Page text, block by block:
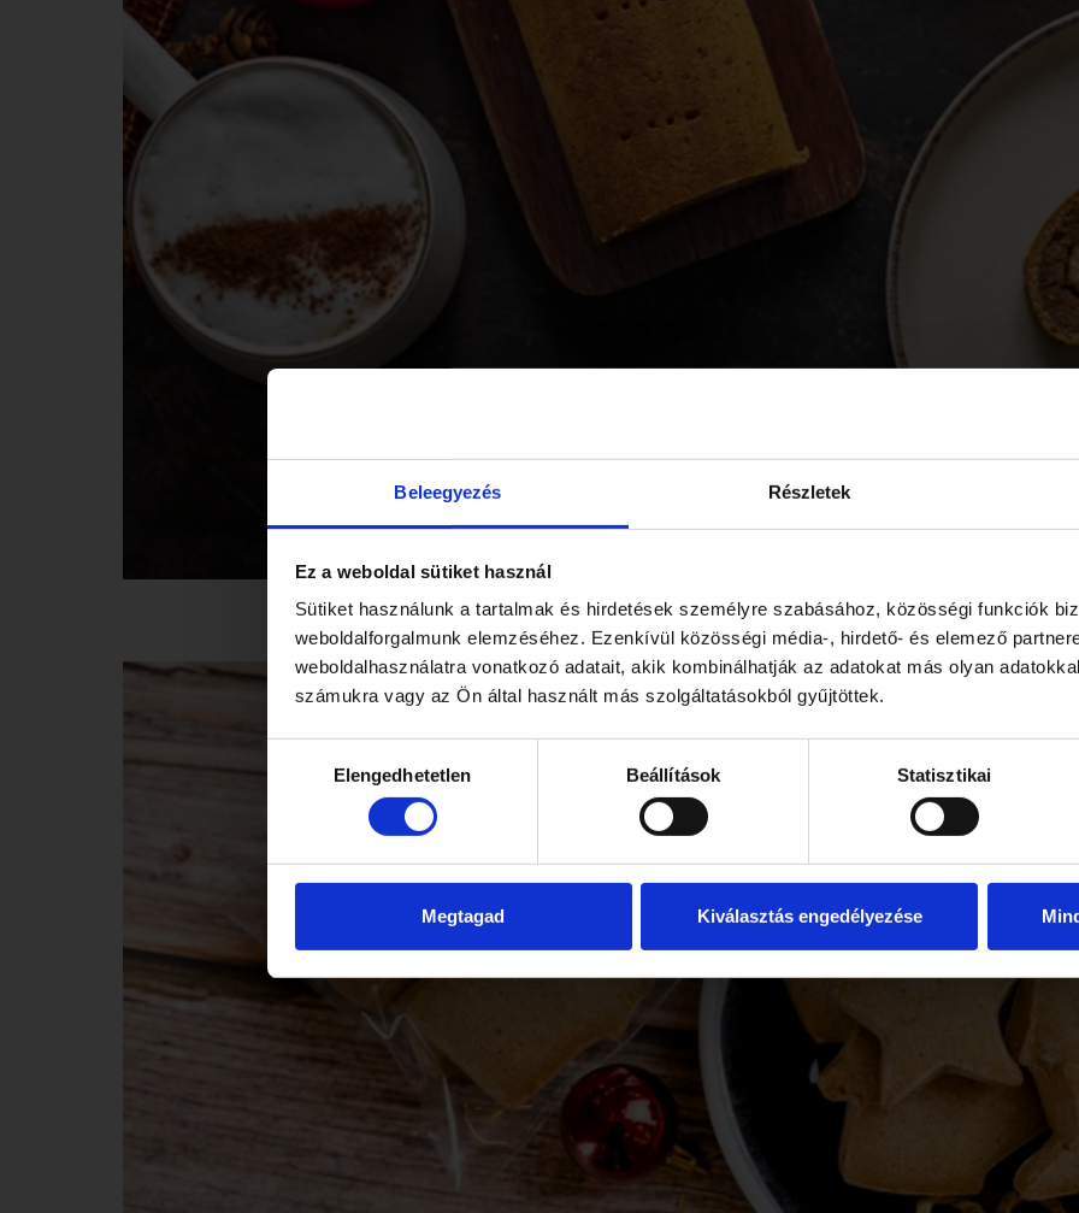
Beleegyezés Részletek
Ez a weboldal sütiket használ
Sütiket használunk a tartalmak és hirdetések személyre szabásához, közösségi funkciók
weboldalforgalmunk elemzéséhez. Ezenkívül közösségi média-, hirdető- és elemező
weboldalhasználatra vonatkozó adatait, akik kombinálhatják az adatokat más olyan
számukra vagy az Ön által használt más szolgáltatásokból gyűjtöttek.
kiválasztásaElengedhetetlen Beállítások Statisztikai
Megtagad Kiválasztás engedélyezése
Gluténmentes karácsonyi mézeskalács 100g
ÉRDEKEL